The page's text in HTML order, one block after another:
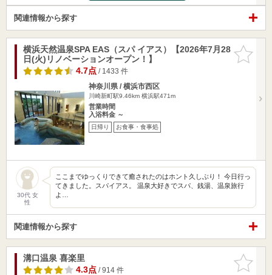
関連情報から探す
お気に入
りに追加
横浜天然温泉SPA EAS（スパ イアス）【2026年7月28
日(火)リノベーションオープン！】
4.7点/ 1433 件
神奈川県 / 横浜市西区
川崎新町駅9.46km 横浜駅471m
営業時間
入浴料金 ～
日帰り お食事・食事処
30代 女
性
ここまでゆっくりできて癒されたのはホント久しぶり！ 今日行っ
てきました。スパイアス。 温泉大好きでスパ、銭湯、温泉旅行
よ…
関連情報から探す
お気に入
りに追加
溝口温泉 喜楽里
4.3点/ 914 件